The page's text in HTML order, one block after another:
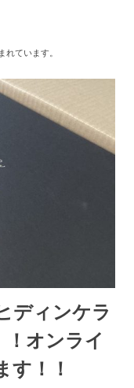
ています。
ディンケラ
！オンライ
す！！